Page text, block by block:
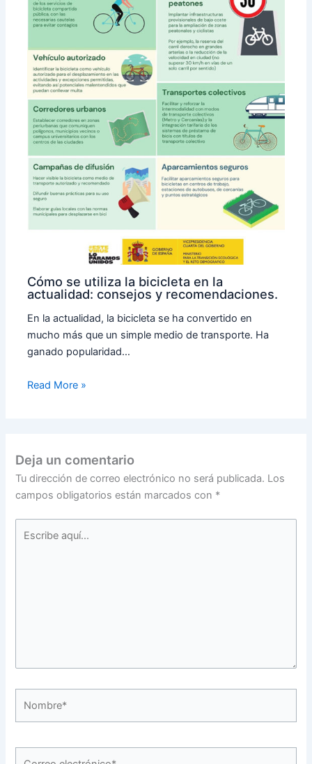
Cómo se utiliza la bicicleta en la
actualidad: consejos y recomendaciones.
En la actualidad, la bicicleta se ha convertido en
mucho más que un simple medio de transporte. Ha
ganado popularidad…
Read More »
Deja un comentario
Tu dirección de correo electrónico no será publicada. Los
campos obligatorios están marcados con *
aquí...